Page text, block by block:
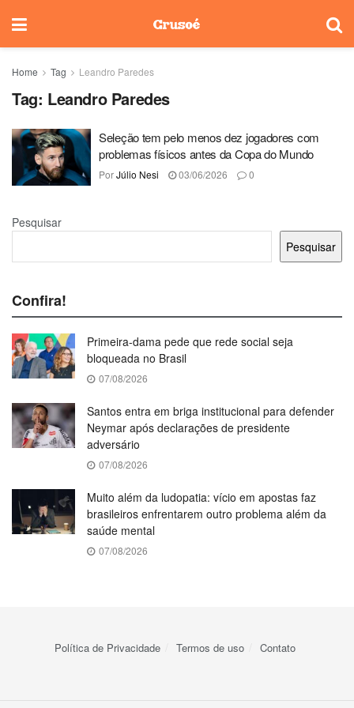
Home Tag Leandro Paredes
Tag: Leandro Paredes
Seleção tem pelo menos dez jogadores com
problemas físicos antes da Copa do Mundo
PorJúlio Nesi 03/06/2026 0
Pesquisar
Pesquisar
Confira!
Primeira-dama pede que rede social seja
bloqueada no Brasil
07/08/2026
Santos entra em briga institucional para defender
Neymar após declarações de presidente
adversário
07/08/2026
Muito além da ludopatia: vício em apostas faz
brasileiros enfrentarem outro problema além da
saúde mental
07/08/2026
Política de Privacidade Termos de uso Contato